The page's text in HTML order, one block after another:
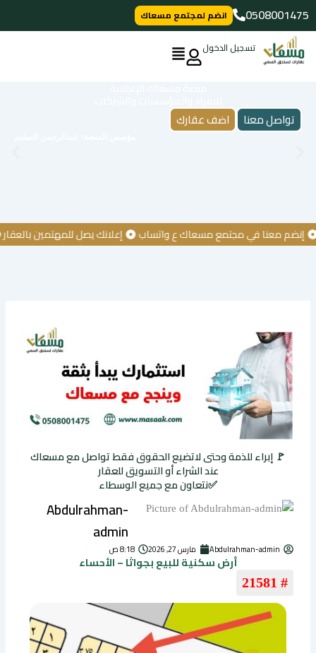
تخطي
إلى
المحتوى
0508001475
انضم لمجتمع مسعاك
تسجيل الدخول
تواصل معنا اضف عقارك
معنا في مجتمع مسعاك ع واتساب إعلانك يصل للمهتمين بالعقار
🚩 إبراء للذمة وحتى لاتضيع الحقوق فقط تواصل مع مسعاك
عند الشراء أو التسويق للعقار
✅نتعاون مع جميع الوسطاء
Abdulrahman-
admin
Abdulrahman-admin مارس 27, 2026 8:18 ص
أرض سكنية للبيع بجواثا – الأحساء
# 21581